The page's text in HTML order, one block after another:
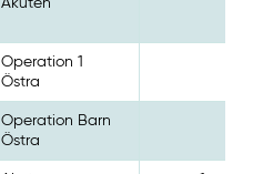
Akuten
Operation 1
Östra
Operation Barn
Östra